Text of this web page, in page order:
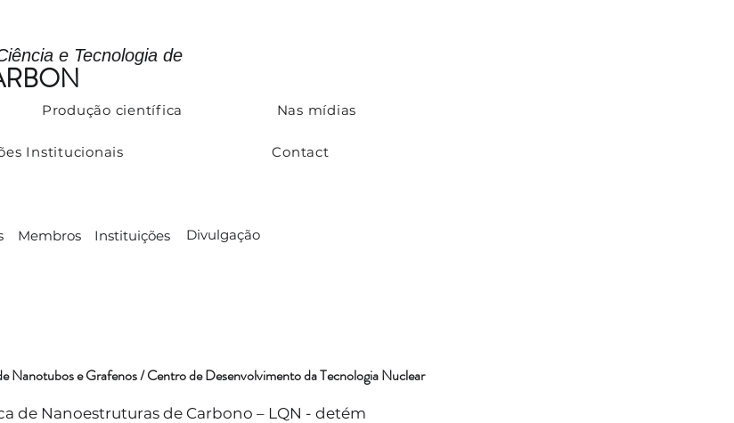
e Tecnologia de
Produção científica Nas mídias
Institucionais Contact
Membros Instituições Divulgação
Nanotubos e Grafenos / Centro de Desenvolvimento da Tecnologia Nuclear
de Nanoestruturas de Carbono – LQN - detém